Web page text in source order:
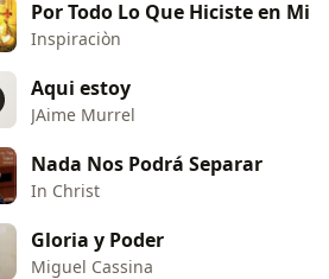
Por Todo Lo Que Hiciste en Mi
Inspiraciòn
Aqui estoy
JAime Murrel
Nada Nos Podrá Separar
In Christ
Gloria y Poder
Miguel Cassina